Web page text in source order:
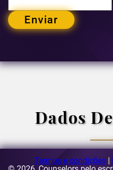
Enviar
Dados
Termos e condições|